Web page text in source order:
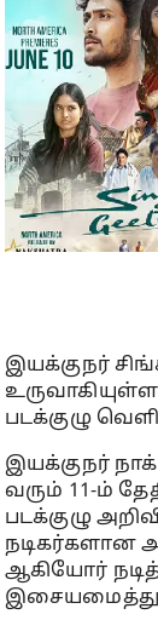
இயக்குநர்
படக்குழு
இயக்குநர்
வரும் 11-ம்
படக்குழு
நடிகர்களான
ஆகியோர்